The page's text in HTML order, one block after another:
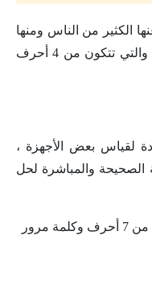
الكثير من الناس ومنها
ألغازنا والتي تبرز طول بعض الأجهزة والتي تتكون من 4 أحرف
لقياس بعض الأجهزة ،
الصحيحة والمباشرة لحل
مرور